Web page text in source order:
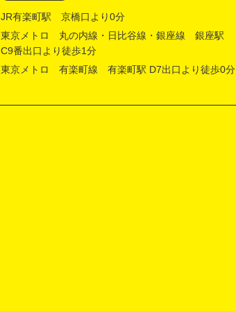
JR有楽町駅 京橋口より0分
東京メトロ 丸の内線・日比谷線・銀座線 銀座駅
C9番出口より徒歩1分
東京メトロ 有楽町線 有楽町駅 D7出口より徒歩0分